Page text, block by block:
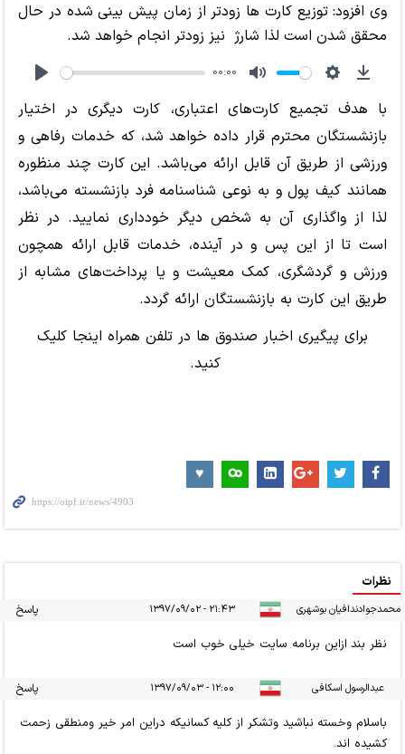
وی افزود: توزیع کارت ها زودتر از زمان پیش بینی شده در حال
محقق شدن است لذا شارژ نیز زودتر انجام خواهد شد.
00:00
با هدف تجمیع کارت‌های اعتباری، کارت دیگری در اختیار
بازنشستگان محترم قرار داده خواهد شد، که خدمات رفاهی و
ورزشی از طریق آن قابل ارائه می‌باشد. این کارت چند منظوره
همانند کیف پول و به نوعی شناسنامه فرد بازنشسته می‌باشد،
لذا از واگذاری آن به شخص دیگر خودداری نمایید. در نظر
است تا از این پس و در آینده، خدمات قابل ارائه همچون
ورزش و گردشگری، کمک معیشت و یا پرداخت‌های مشابه از
طریق این کارت به بازنشستگان ارائه گردد.
برای پیگیری اخبار صندوق ها در تلفن همراه اینجا کلیک
کنید.
نظرات
محمدجوادندافیان بوشهری ۲۱:۴۳ - ۱۳۹۷/۰۹/۰۲ پاسخ
نظر بند ازاین برنامه سایت خیلی خوب است
عبدالرسول اسکافی ۱۲:۰۰ - ۱۳۹۷/۰۹/۰۳ پاسخ
باسلام وخسته نباشید وتشکر از کلیه کسانیکه دراین امر خیر ومنطقی زحمت
کشیده اند.